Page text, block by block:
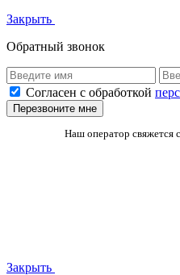
Закрыть
Обратный звонок
Согласен с обработкой
Перезвоните мне
Наш оператор свяжется
Закрыть